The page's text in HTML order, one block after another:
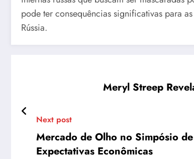
pode ter consequências significativas para
Rússia.
Meryl Streep
Next post
Mercado de Olho no Simpósio
Expectativas Econômicas